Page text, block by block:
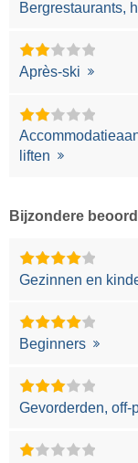
Bergrestaurants,
Après-ski
liften
Bijzondere
Gezinnen en
Beginners
Gevorderden, off-